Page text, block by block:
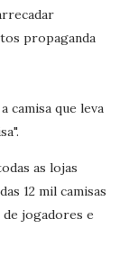
propaganda
camisa que leva
as lojas
12 mil camisas
jogadores e